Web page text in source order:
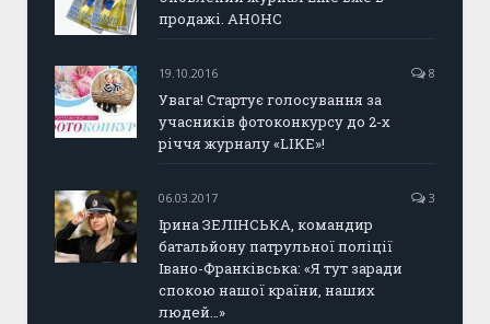
продажі. АНОНС
19.10.2016 8
Увага! Стартує голосування за
учасників фотоконкурсу до 2-х
річчя журналу «LIKE»!
06.03.2017 3
Ірина ЗЕЛІНСЬКА, командир
батальйону патрульної поліції
Івано-Франківська: «Я тут заради
спокою нашої країни, наших
людей…»